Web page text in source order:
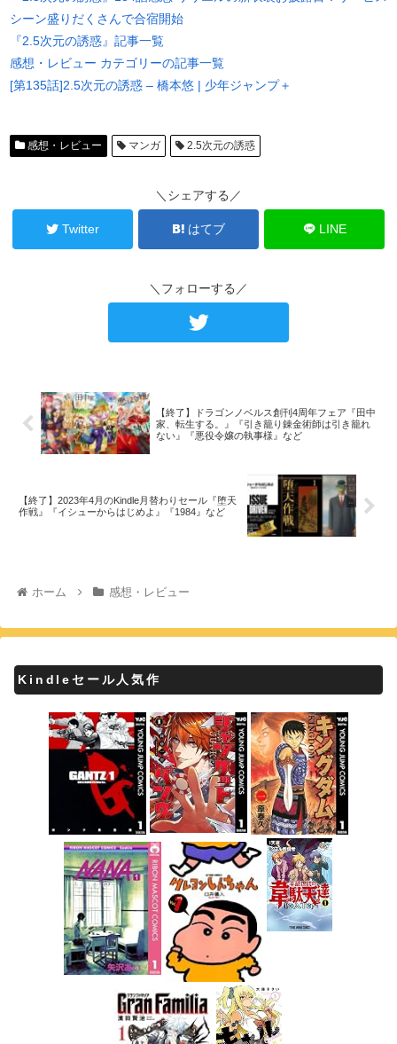
シーン盛りだくさんで合宿開始
『2.5次元の誘惑』記事一覧
感想・レビュー カテゴリーの記事一覧
[第135話]2.5次元の誘惑 – 橋本悠 | 少年ジャンプ＋
感想・レビュー マンガ 2.5次元の誘惑
＼シェアする／
Twitter はてブ LINE
＼フォローする／
【終了】ドラゴンノベルス創刊4周年フェア『田中
家、転生する。』『引き籠り錬金術師は引き籠れ
ない』『悪役令嬢の執事様』など
【終了】2023年4月のKindle月替わりセール『堕天
作戦』『イシューからはじめよ』『1984』など
ホーム 感想・レビュー
Kindleセール人気作